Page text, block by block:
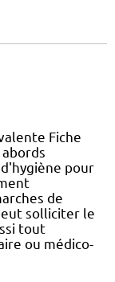
Fiche
pour
de
solliciter le
tout
ou médico-